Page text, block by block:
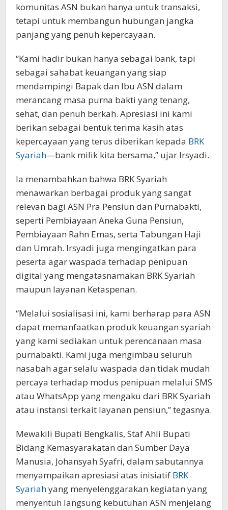
komunitas ASN bukan hanya untuk transaksi,
tetapi untuk membangun hubungan jangka
panjang yang penuh kepercayaan.
“Kami hadir bukan hanya sebagai bank, tapi
sebagai sahabat keuangan yang siap
mendampingi Bapak dan Ibu ASN dalam
merancang masa purna bakti yang tenang,
sehat, dan penuh berkah. Apresiasi ini kami
berikan sebagai bentuk terima kasih atas
kepercayaan yang terus diberikan kepada BRK
Syariah—bank milik kita bersama,” ujar Irsyadi.
Ia menambahkan bahwa BRK Syariah
menawarkan berbagai produk yang sangat
relevan bagi ASN Pra Pensiun dan Purnabakti,
seperti Pembiayaan Aneka Guna Pensiun,
Pembiayaan Rahn Emas, serta Tabungan Haji
dan Umrah. Irsyadi juga mengingatkan para
peserta agar waspada terhadap penipuan
digital yang mengatasnamakan BRK Syariah
maupun layanan Ketaspenan.
“Melalui sosialisasi ini, kami berharap para ASN
dapat memanfaatkan produk keuangan syariah
yang kami sediakan untuk perencanaan masa
purnabakti. Kami juga mengimbau seluruh
nasabah agar selalu waspada dan tidak mudah
percaya terhadap modus penipuan melalui SMS
atau WhatsApp yang mengaku dari BRK Syariah
atau instansi terkait layanan pensiun,” tegasnya.
Mewakili Bupati Bengkalis, Staf Ahli Bupati
Bidang Kemasyarakatan dan Sumber Daya
Manusia, Johansyah Syafri, dalam sabutannya
menyampaikan apresiasi atas inisiatif BRK
Syariahyang menyelenggarakan kegiatan yang
menyentuh langsung kebutuhan ASN menjelang